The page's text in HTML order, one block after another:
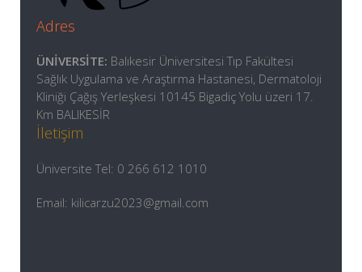
Adres
ÜNİVERSİTE: Balıkesir Üniversitesi Tıp Fakültesi
Sağlık Uygulama ve Araştırma Hastanesi, Dermatoloji
Kliniği Çağış Yerleşkesi 10145 Bigadiç Yolu üzeri 17.
Km BALIKESİR
İletişim
Üniversite Tel: 0 266 612 1010
Email: kilicarzu2023@gmail.com